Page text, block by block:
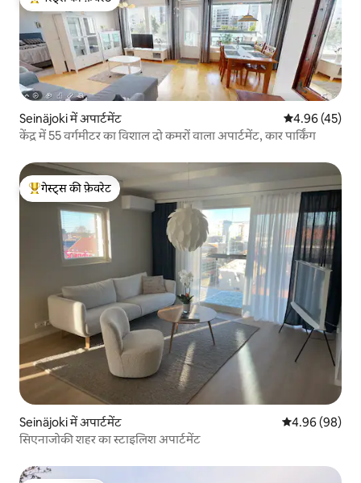
गेस्ट्स का टॉप फ़ेवरेट
Seinäjoki में अपार्टमेंट औसत रेटिंग 5 में
4.96 (45)
केंद्र में 55 वर्गमीटर का विशाल दो कमरों वाला अपार्टमेंट, कार पार्किंग
गेस्ट्स का टॉप फ़ेवरेट
गेस्ट्स की फ़ेवरेट
Seinäjoki में अपार्टमेंट औसत रेटिंग 5 में
4.96 (98)
सिएनाजोकी शहर का स्टाइलिश अपार्टमेंट